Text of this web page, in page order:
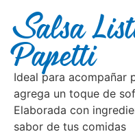
Salsa
Papetti
Ideal para acompañar
agrega un toque de
Elaborada con
sabor de tus comidas